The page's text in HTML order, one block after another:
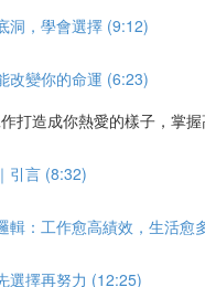
洞，學會選擇 (9:12)
改變你的命運 (6:23)
打造成你熱愛的樣子，掌
引言 (8:32)
輯：工作愈高績效，生活愈
選擇再努力 (12:25)